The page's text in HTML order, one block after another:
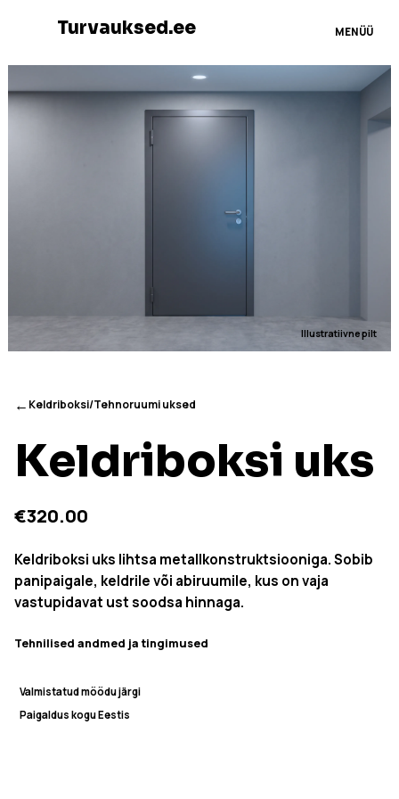
Turvauksed.ee MENÜÜ
Illustratiivne pilt
← Keldriboksi/Tehnoruumi uksed
Keldriboksi uks
€320.00
Keldriboksi uks lihtsa metallkonstruktsiooniga. Sobib
panipaigale, keldrile või abiruumile, kus on vaja
vastupidavat ust soodsa hinnaga.
Tehnilised andmed ja tingimused
Valmistatud mõõdu järgi
Paigaldus kogu Eestis